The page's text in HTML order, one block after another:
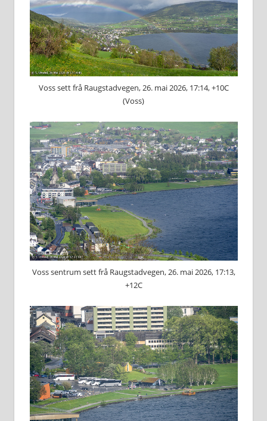
Voss sett frå Raugstadvegen, 26. mai 2026, 17:14, +10C
(Voss)
Voss sentrum sett frå Raugstadvegen, 26. mai 2026, 17:13,
+12C